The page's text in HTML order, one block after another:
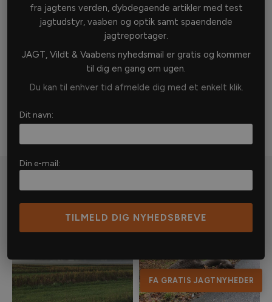
Nyheder
FA GRATIS JAGTNYHEDER
fra jagtens verden, dybdegaende artikler med test
jagtudstyr, vaaben og optik samt spaendende
jagtreportager.
JAGT, Vildt & Vaabens nyhedsmail er gratis og kommer
til dig en gang om ugen.
Du kan til enhver tid afmelde dig med et enkelt klik.
Dit navn:
Din e-mail: